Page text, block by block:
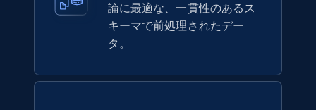
論に最適な、一貫性のあるス
キーマで前処理されたデー
タ。